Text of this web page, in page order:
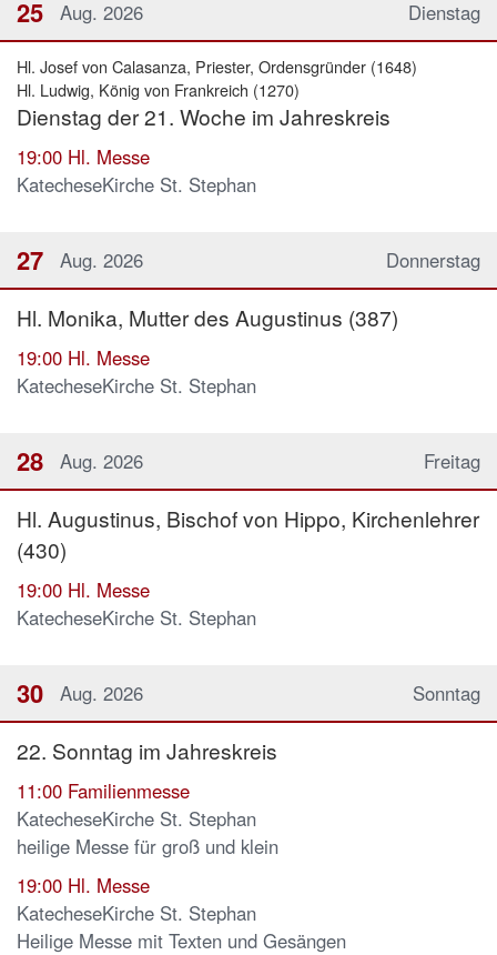
Dienstag
25 Aug. 2026
Hl. Josef von Calasanza, Priester, Ordensgründer (1648)
Hl. Ludwig, König von Frankreich (1270)
Dienstag der 21. Woche im Jahreskreis
19:00 Hl. Messe
KatecheseKirche St. Stephan
Donnerstag
27 Aug. 2026
Hl. Monika, Mutter des Augustinus (387)
19:00 Hl. Messe
KatecheseKirche St. Stephan
Freitag
28 Aug. 2026
Hl. Augustinus, Bischof von Hippo, Kirchenlehrer
(430)
19:00 Hl. Messe
KatecheseKirche St. Stephan
Sonntag
30 Aug. 2026
22. Sonntag im Jahreskreis
11:00 Familienmesse
KatecheseKirche St. Stephan
heilige Messe für groß und klein
19:00 Hl. Messe
KatecheseKirche St. Stephan
Heilige Messe mit Texten und Gesängen